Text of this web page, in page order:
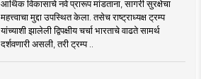
आर्थिक विकासाचे नवे प्रारूप मांडताना, सागरी सुरक्षेचा
महत्त्वाचा मुद्दा उपस्थित केला. तसेच राष्ट्राध्यक्ष ट्रम्प
यांच्याशी झालेली द्विपक्षीय चर्चा भारताचे वाढते सामर्थ
दर्शवणारी असली, तरी ट्रम्प ..